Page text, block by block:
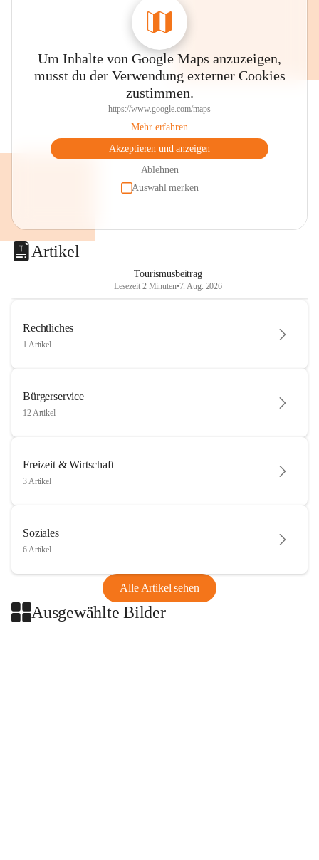
Um Inhalte von Google Maps anzuzeigen,
musst du der Verwendung externer Cookies
zustimmen.
https://www.google.com/maps
Mehr erfahren
Akzeptieren und anzeigen
Ablehnen
Auswahl merken
Artikel
Tourismusbeitrag
Lesezeit 2 Minuten•7. Aug. 2026
Rechtliches
1 Artikel
Bürgerservice
12 Artikel
Freizeit & Wirtschaft
3 Artikel
Soziales
6 Artikel
Alle Artikel sehen
Ausgewählte Bilder